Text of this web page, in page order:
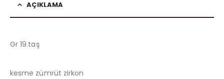
AÇIKLAMA
Gr 19.taş
kesme zümrüt zirkon